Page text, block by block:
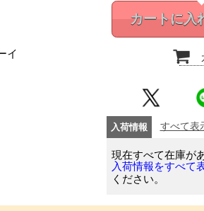
イ
カートに入
入荷情報 すべて表
現在すべて在庫が
入荷情報をすべて
ください。